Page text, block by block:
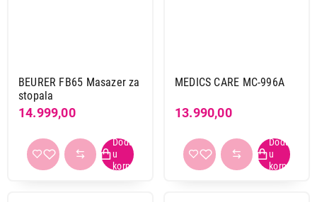
BEURER FB65 Masazer za
stopala
14.999,00
MEDICS CARE MC-996A
13.990,00